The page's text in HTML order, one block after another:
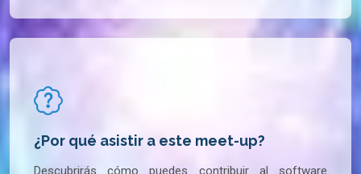
¿Por qué asistir a este meet-up?
Descubrirás cómo puedes contribuir al software